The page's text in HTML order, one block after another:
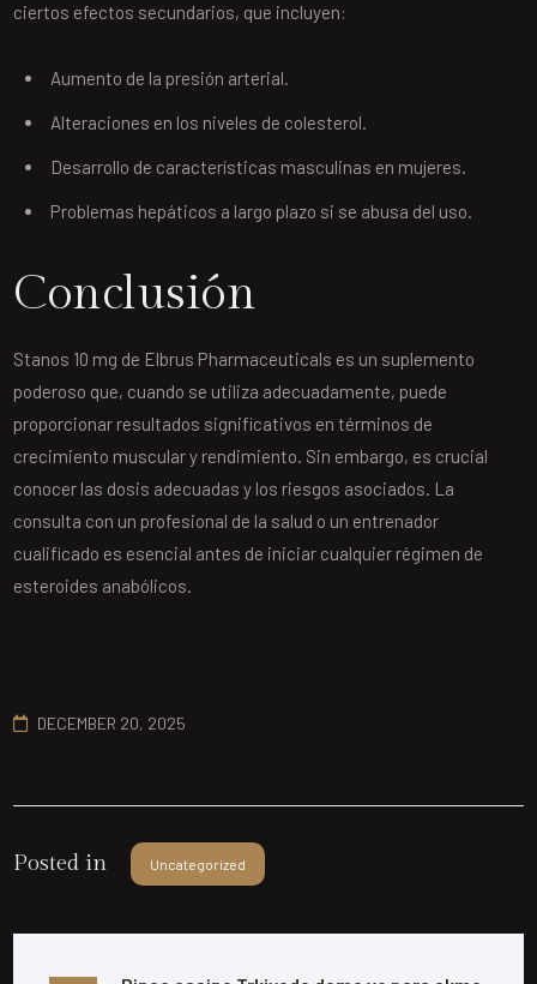
ciertos efectos secundarios, que incluyen:
Aumento de la presión arterial.
Alteraciones en los niveles de colesterol.
Desarrollo de características masculinas en mujeres.
Problemas hepáticos a largo plazo si se abusa del uso.
Conclusión
Stanos 10 mg de Elbrus Pharmaceuticals es un suplemento
poderoso que, cuando se utiliza adecuadamente, puede
proporcionar resultados significativos en términos de
crecimiento muscular y rendimiento. Sin embargo, es crucial
conocer las dosis adecuadas y los riesgos asociados. La
consulta con un profesional de la salud o un entrenador
cualificado es esencial antes de iniciar cualquier régimen de
esteroides anabólicos.
DECEMBER 20, 2025
Posted in Uncategorized